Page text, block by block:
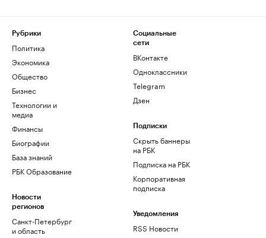
Рубрики
Политика
Экономика
Общество
Бизнес
Технологии и
медиа
Финансы
Биографии
База знаний
РБК Образование
Новости
регионов
Санкт-Петербург
и область
Социальные
сети
ВКонтакте
Одноклассники
Telegram
Дзен
Подписки
Скрыть баннеры
на РБК
Подписка на РБК
Корпоративная
подписка
Уведомления
RSS Новости